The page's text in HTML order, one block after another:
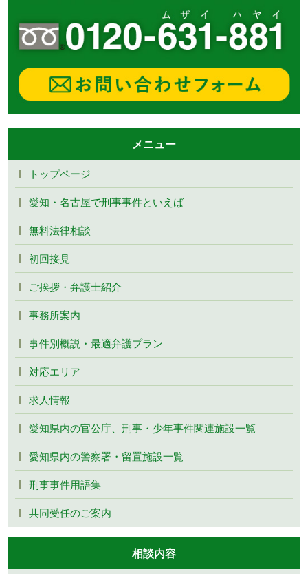
メニュー
トップページ
愛知・名古屋で刑事事件といえば
無料法律相談
初回接見
ご挨拶・弁護士紹介
事務所案内
事件別概説・最適弁護プラン
対応エリア
求人情報
愛知県内の官公庁、刑事・少年事件関連施設一覧
愛知県内の警察署・留置施設一覧
刑事事件用語集
共同受任のご案内
相談内容